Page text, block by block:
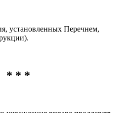
установленных Перечнем,
* * *